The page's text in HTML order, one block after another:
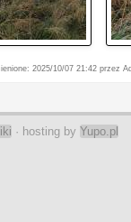
2025/10/07 21:42 przez
· hosting by Yupo.pl